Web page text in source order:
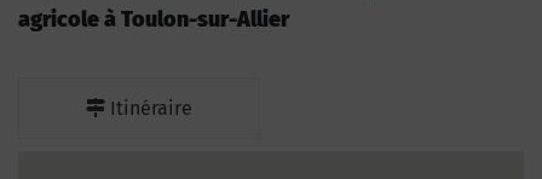
agricole à Toulon-sur-Allier
Itinéraire